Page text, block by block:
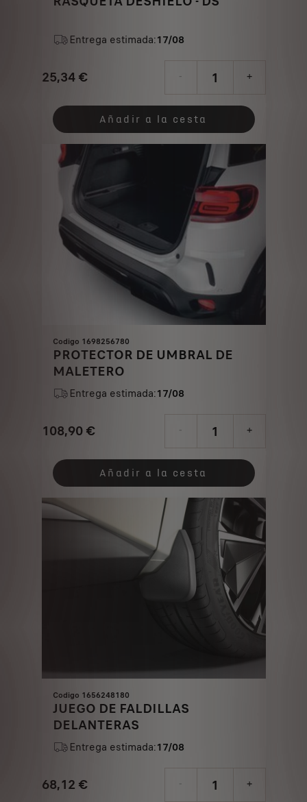
Entrega estimada:17/08
25,34 €
Price
25,34
- +
Quantity
updated
Añadir a la cesta
Codigo 1698256780
PROTECTOR DE UMBRAL DE
MALETERO
Entrega estimada:17/08
108,90 €
Price
108,90
€
- +
Quantity
updated
1
Añadir a la cesta
Codigo 1656248180
JUEGO DE FALDILLAS
DELANTERAS
Entrega estimada:17/08
68,12 € - +